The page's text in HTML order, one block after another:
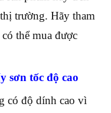
trường. Hãy tham
thể mua được
sơn tốc độ cao
có độ dính cao vì